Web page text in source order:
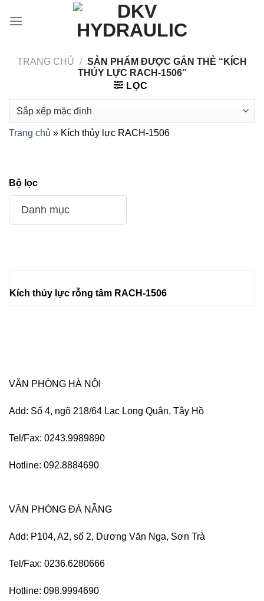
đến
TRANG CHỦ / SẢN PHẨM ĐƯỢC GẮN THẺ “KÍCH
THỦY LỰC RACH-1506”
LỌC
Trang chủ » Kích thủy lực RACH-1506
Bộ lọc
Danh mục
Kích thủy lực rỗng tâm RACH-1506
VĂN PHÒNG HÀ NỘI
Add: Số 4, ngõ 218/64 Lạc Long Quân, Tây Hồ
Tel/Fax: 0243.9989890
Hotline: 092.8884690
VĂN PHÒNG ĐÀ NẴNG
Add: P104, A2, số 2, Dương Văn Nga, Sơn Trà
Tel/Fax: 0236.6280666
Hotline: 098.9994690